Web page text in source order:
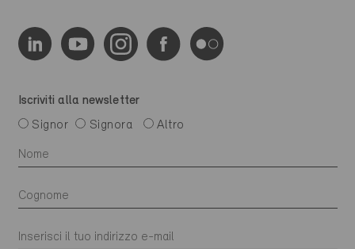
Iscriviti alla newsletter
Signor
Signora Altro